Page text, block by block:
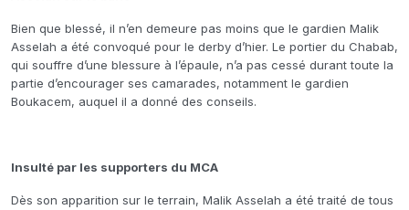
Bien que blessé, il n’en demeure pas moins que le gardien Malik
Asselah a été convoqué pour le derby d’hier. Le portier du Chabab,
qui souffre d’une blessure à l’épaule, n’a pas cessé durant toute la
partie d’encourager ses camarades, notamment le gardien
Boukacem, auquel il a donné des conseils.
Insulté par les supporters du MCA
Dès son apparition sur le terrain, Malik Asselah a été traité de tous